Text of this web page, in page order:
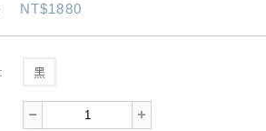
NT$1880
: 黑